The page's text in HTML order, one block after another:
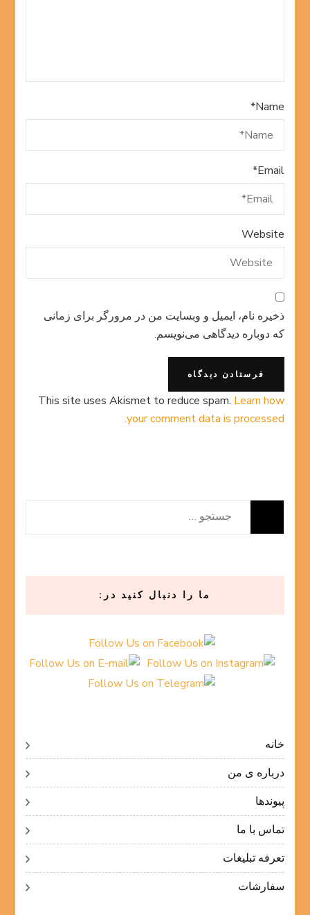
Name
*
Email
*
Website
ذخیره نام، ایمیل و وبسایت من در مرورگر برای زمانی
که دوباره دیدگاهی می‌نویسم.
This site uses Akismet to reduce spam. Learn how
your comment data is processed.
جستجو
برای:
ما را دنبال کنید در:
خانه
درباره ی من
پیوندها
تماس با ما
تعرفه تبلیغات
سفارشات